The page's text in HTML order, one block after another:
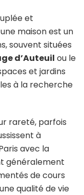
et
maison est un
souvent situées
d’Auteuil ou le
et jardins
à la recherche
rareté, parfois
à
avec la
généralement
de cours
qualité de vie